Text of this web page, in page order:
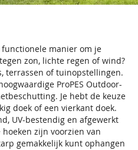
manier om je
zon, lichte regen of wind?
terrassen of tuinopstellingen.
ProPES Outdoor-
Je hebt de keuze
doek of een vierkant doek.
UV-bestendig en afgewerkt
zijn voorzien van
gemakkelijk kunt ophangen